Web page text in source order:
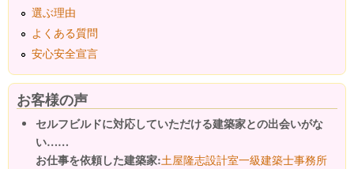
選ぶ理由
よくある質問
安心安全宣言
お客様の声
セルフビルドに対応していただける建築家との出会いがな
い……
お仕事を依頼した建築家:土屋隆志設計室一級建築士事務所